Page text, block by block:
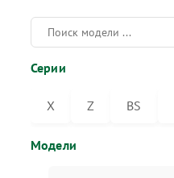
Серии
X Z BS
Модели